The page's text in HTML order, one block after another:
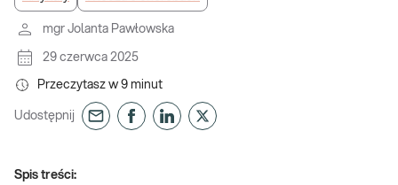
mgr Jolanta Pawłowska
29 czerwca 2025
Przeczytasz w 9 minut
Udostępnij
Spis treści: